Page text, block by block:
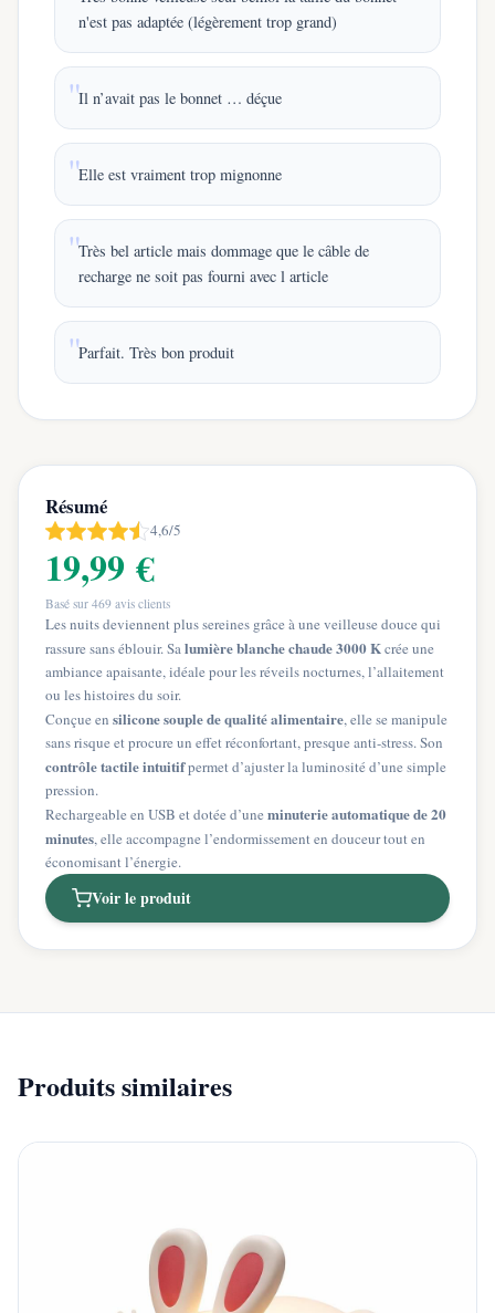
n'est pas adaptée (légèrement trop grand)
Il n’avait pas le bonnet … déçue
Elle est vraiment trop mignonne
Très bel article mais dommage que le câble de
recharge ne soit pas fourni avec l article
Parfait. Très bon produit
Résumé
4,6/5
19,99 €
Basé sur 469 avis clients
Les nuits deviennent plus sereines grâce à une veilleuse douce qui
rassure sans éblouir. Salumière blanche chaude 3000 Kcrée une
ambiance apaisante, idéale pour les réveils nocturnes, l’allaitement
ou les histoires du soir.
Conçue en silicone souple de qualité alimentaire, elle se manipule
sans risque et procure un effet réconfortant, presque anti-stress. Son
contrôle tactile intuitifpermet d’ajuster la luminosité d’une simple
pression.
Rechargeable en USB et dotée d’une minuterie automatique de 20
minutes, elle accompagne l’endormissement en douceur tout en
économisant l’énergie.
Voir le produit
Produits similaires